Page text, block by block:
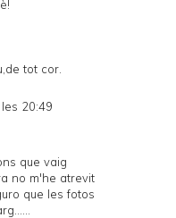
tot cor.
20:49
que vaig
no m'he atrevit
que les fotos